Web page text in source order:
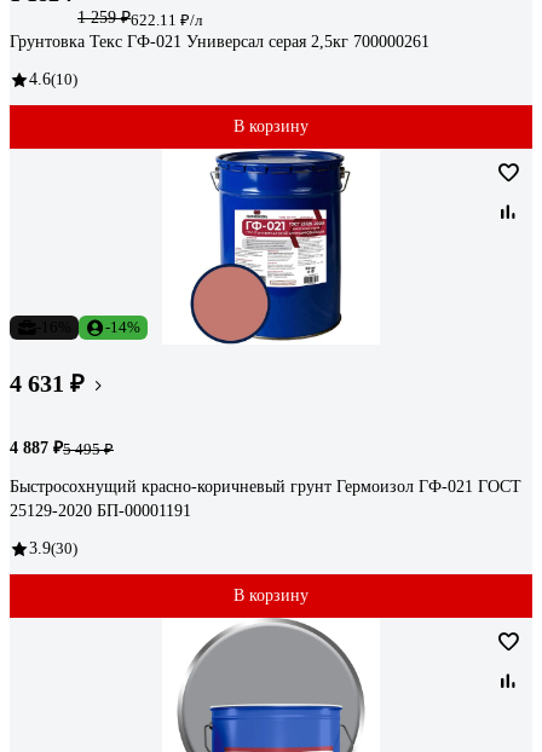
1 259 ₽622.11 ₽/л
Грунтовка Текс ГФ-021 Универсал серая 2,5кг 700000261
4.6(10)
В корзину
-14%
4 631 ₽
4 887 ₽5 495 ₽
Быстросохнущий красно-коричневый грунт Гермоизол ГФ-021 ГОСТ
25129-2020 БП-00001191
3.9(30)
В корзину